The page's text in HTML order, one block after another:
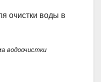
водоочистки